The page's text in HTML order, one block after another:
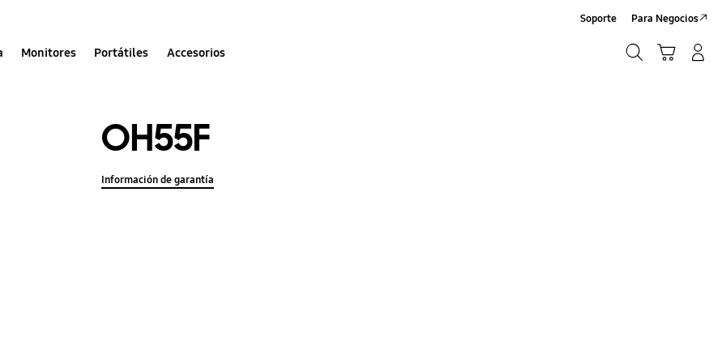
Monitores Portátiles Accesorios
Soporte Para Negocios
OH55F
Información de garantía